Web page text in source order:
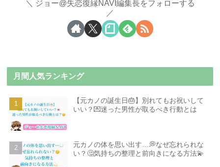
ジョー@失恋復縁NAVI編集長をフォローする
月間人気ランキング
【元カノの誕生日🎂】別れてもお祝いして
いい？💌迷った男性が取るべき行動とは
元カノの体を思い出す…💭なぜ忘れられな
い？🤔気持ちの整理と前向きになる方法💫